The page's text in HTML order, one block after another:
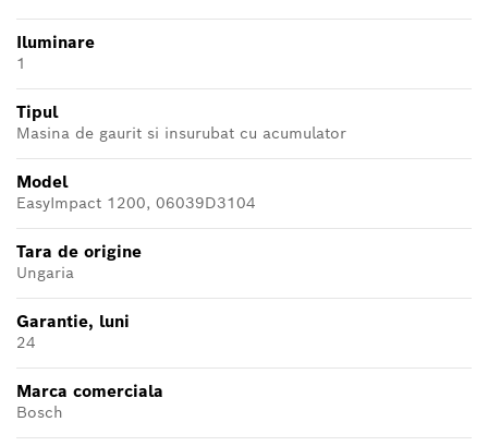
Iluminare
1
Tipul
Masina de gaurit si insurubat cu acumulator
Model
EasyImpact 1200, 06039D3104
Tara de origine
Ungaria
Garantie, luni
24
Marca comerciala
Bosch